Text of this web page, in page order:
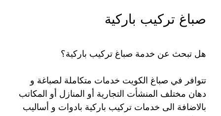
صباغ تركيب باركية
هل تبحث عن خدمة صباغ تركيب باركية؟
تتوافر في صباغ الكويت خدمات متكاملة لصباغة و
دهان مختلف المنشأت التجارية أو المنازل أو المكاتب
بالاضافة الى خدمات تركيب باركية بادوات و أساليب